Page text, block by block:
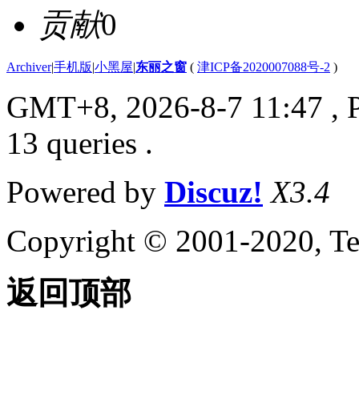
贡献0
Archiver|手机版|小黑屋|东丽之窗 ( 津ICP备2020007088号-2 )
GMT+8, 2026-8-7 11:47 ,
13 queries .
Powered by Discuz! X3.4
Copyright © 2001-2020,
返回顶部